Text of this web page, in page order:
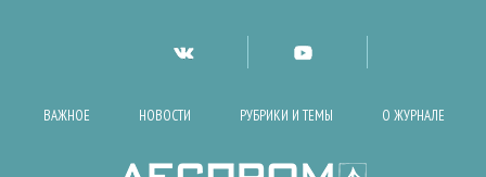
ВАЖНОЕ НОВОСТИ РУБРИКИ И ТЕМЫ О ЖУРНАЛЕ